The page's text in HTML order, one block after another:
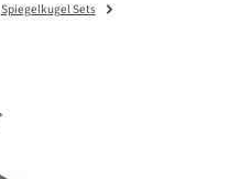
Spiegelkugel Sets